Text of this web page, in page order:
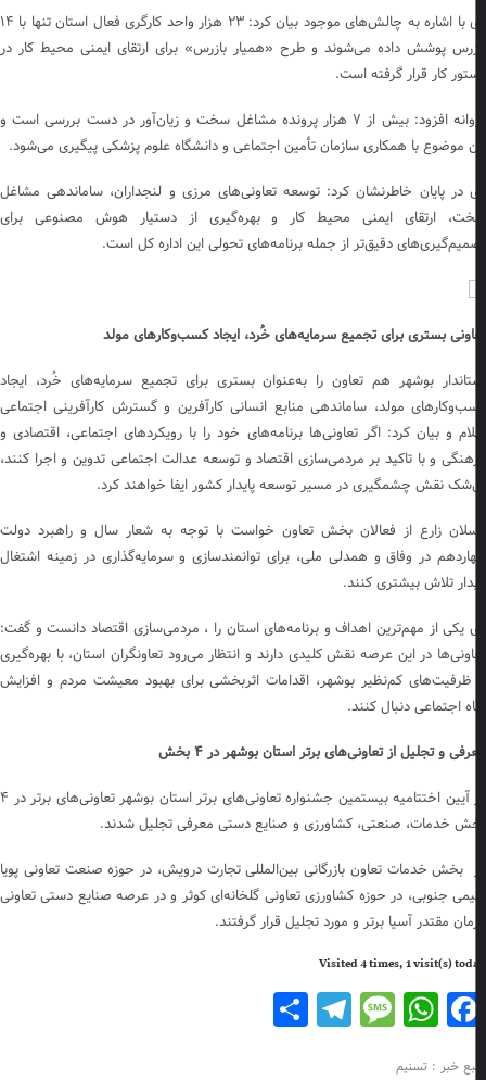
وی با اشاره به چالش‌های موجود بیان کرد: ۲۳ هزار واحد کارگری فعال استان تنها با ۱۴
پوشش داده می‌شوند و طرح «همیار بازرس» برای ارتقای ایمنی محیط کار در
کار قرار گرفته است.
پروانه افزود: بیش از ۷ هزار پرونده مشاغل سخت و زیان‌آور در دست بررسی است و
موضوع با همکاری سازمان تأمین اجتماعی و دانشگاه علوم پزشکی پیگیری می‌شود.
در پایان خاطرنشان کرد: توسعه تعاونی‌های مرزی و لنجداران، ساماندهی مشاغل
ارتقای ایمنی محیط کار و بهره‌گیری از دستیار هوش مصنوعی برای
دقیق‌تر از جمله برنامه‌های تحولی این اداره کل است.
بستری برای تجمیع سرمایه‌های خُرد، ایجاد کسب‌وکارهای مولد
بوشهر هم تعاون را به‌عنوان بستری برای تجمیع سرمایه‌های خُرد، ایجاد
مولد، ساماندهی منابع انسانی کارآفرین و گسترش کارآفرینی اجتماعی
و بیان کرد: اگر تعاونی‌ها برنامه‌های خود را با رویکردهای اجتماعی، اقتصادی و
و با تاکید بر مردمی‌سازی اقتصاد و توسعه عدالت اجتماعی تدوین و اجرا کنند،
نقش چشمگیری در مسیر توسعه پایدار کشور ایفا خواهند کرد.
زارع از فعالان بخش تعاون خواست با توجه به شعار سال و راهبرد دولت
در وفاق و همدلی ملی، برای توانمندسازی و سرمایه‌گذاری در زمینه اشتغال
تلاش بیشتری کنند.
یکی از مهم‌ترین اهداف و برنامه‌های استان را ، مردمی‌سازی اقتصاد دانست و گفت:
در این عرصه نقش کلیدی دارند و انتظار می‌رود تعاونگران استان، با بهره‌گیری
ظرفیت‌های کم‌نظیر بوشهر، اقدامات اثربخشی برای بهبود معیشت مردم و افزایش
اجتماعی دنبال کنند.
و تجلیل از تعاونی‌های برتر استان بوشهر در ۴ بخش
در آیین اختتامیه بیستمین جشنواره تعاونی‌های برتر استان بوشهر تعاونی‌های برتر در ۴
خدمات، صنعتی، کشاورزی و صنایع دستی معرفی تجلیل شدند.
بخش خدمات تعاون بازرگانی بین‌المللی تجارت درویش، در حوزه صنعت تعاونی پویا
جنوبی، در حوزه کشاورزی تعاونی گلخانه‌ای کوثر و در عرصه صنایع دستی تعاونی
مقتدر آسیا برتر و مورد تجلیل قرار گرفتند.
Visited 4 times, 1 visit(s)
Facebook
WhatsApp
Message
Telegram
Share
خبر : تسنیم